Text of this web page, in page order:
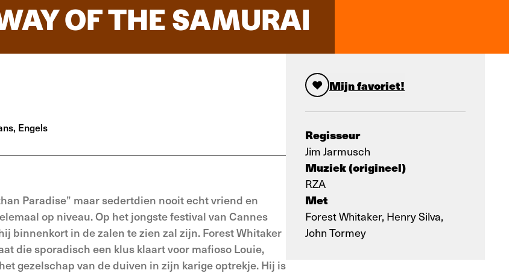
OF THE SAMURAI
Mijn favoriet!
Regisseur
Jim Jarmusch
Muziek (origineel)
RZA
Met
Forest Whitaker, Henry Silva,
John Tormey
Engels
Paradise” maar sedertdien nooit echt vriend en
op niveau. Op het jongste festival van Cannes
binnenkort in de zalen te zien zal zijn. Forest Whitaker
die sporadisch een klus klaart voor mafioso Louie,
gezelschap van de duiven in zijn karige optrekje. Hij is